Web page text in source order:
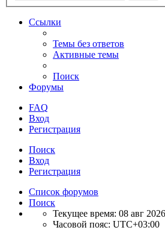
Ссылки
Темы без ответов
Активные темы
Поиск
Форумы
FAQ
Вход
Регистрация
Поиск
Вход
Регистрация
Список форумов
Поиск
Текущее время: 08 авг
Часовой пояс: UTC+03:00